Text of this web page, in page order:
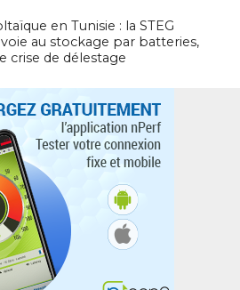
en Tunisie : la STEG
au stockage par batteries,
crise de délestage